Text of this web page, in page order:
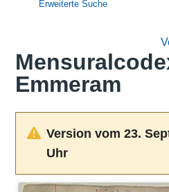
Erweiterte Suche
Emmeram
Version vom 23.
Uhr